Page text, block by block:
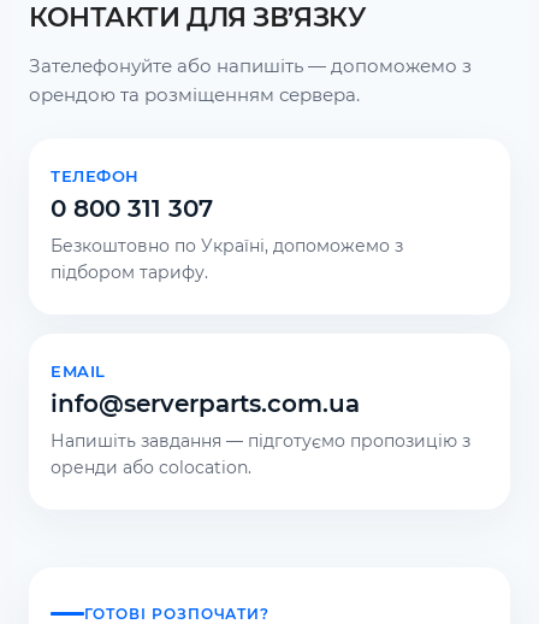
КОНТАКТИ ДЛЯ ЗВ’ЯЗКУ
Зателефонуйте або напишіть — допоможемо з
орендою та розміщенням сервера.
ТЕЛЕФОН
0 800 311 307
Безкоштовно по Україні, допоможемо з
підбором тарифу.
EMAIL
info@serverparts.com.ua
Напишіть завдання — підготуємо пропозицію з
оренди або colocation.
ГОТОВІ РОЗПОЧАТИ?